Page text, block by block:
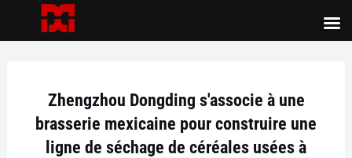
Zhengzhou Dongding s'associe à une
brasserie mexicaine pour construire une
ligne de séchage de céréales usées à
l’article